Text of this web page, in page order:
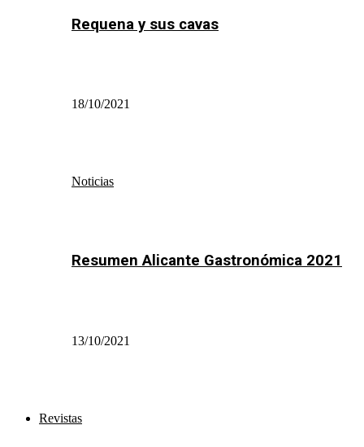
Requena y sus cavas
18/10/2021
Noticias
Resumen Alicante Gastronómica 2021
13/10/2021
Revistas